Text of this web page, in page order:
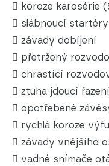
 koroze karosérie
 slábnoucí
 závady dobíjení
 přetržený
 chrastící
 ztuha jdoucí řazení
 opotřebené
 rychlá koroze
 závady vnějšího
 vadné snímače